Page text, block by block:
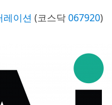
레이션 (코스닥067920)